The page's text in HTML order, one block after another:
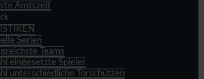
Amtszeit
Serien
Teams
eingesetzte Spieler
unterschiedliche Torschützen